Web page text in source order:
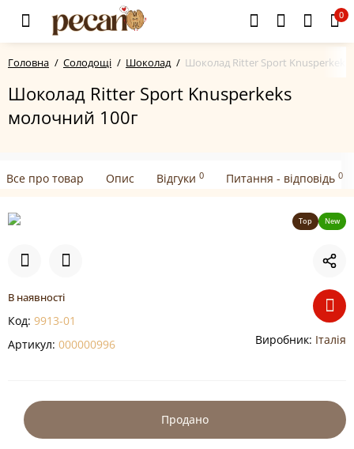
0
Головна Солодощі Шоколад Шоколад Ritter Sport Knusperkeks
Шоколад Ritter Sport Knusperkeks
молочний 100г
Все про товар Опис Відгуки 0 Питання - відповідь 0
Top New
В наявності
Код: 9913-01
Артикул: 000000996 Виробник: Італія
Продано